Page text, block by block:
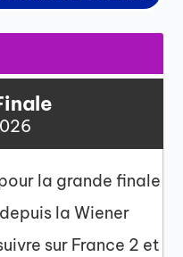
la grande finale
la Wiener
sur France 2 et